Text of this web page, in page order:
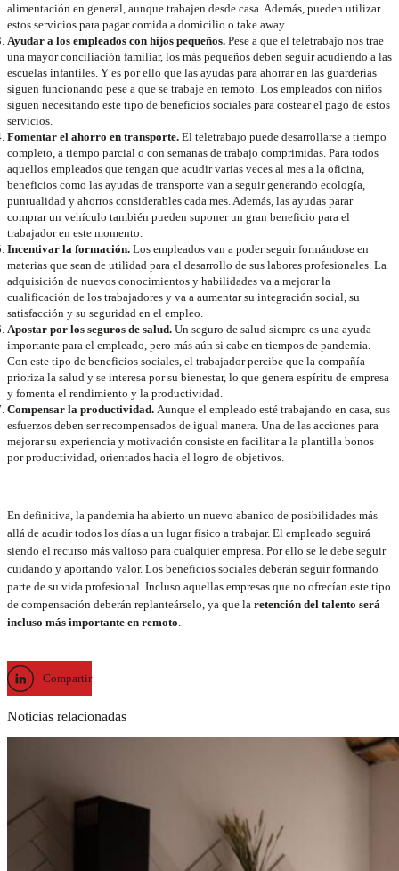
alimentación en general, aunque trabajen desde casa. Además, pueden utilizar
estos servicios para pagar comida a domicilio o take away.
Ayudar a los empleados con hijos pequeños. Pese a que el teletrabajo nos trae
una mayor conciliación familiar, los más pequeños deben seguir acudiendo a las
escuelas infantiles. Y es por ello que las ayudas para ahorrar en las guarderías
siguen funcionando pese a que se trabaje en remoto. Los empleados con niños
siguen necesitando este tipo de beneficios sociales para costear el pago de estos
servicios.
Fomentar el ahorro en transporte. El teletrabajo puede desarrollarse a tiempo
completo, a tiempo parcial o con semanas de trabajo comprimidas. Para todos
aquellos empleados que tengan que acudir varias veces al mes a la oficina,
beneficios como las ayudas de transporte van a seguir generando ecología,
puntualidad y ahorros considerables cada mes. Además, las ayudas parar
comprar un vehículo también pueden suponer un gran beneficio para el
trabajador en este momento.
Incentivar la formación. Los empleados van a poder seguir formándose en
materias que sean de utilidad para el desarrollo de sus labores profesionales. La
adquisición de nuevos conocimientos y habilidades va a mejorar la
cualificación de los trabajadores y va a aumentar su integración social, su
satisfacción y su seguridad en el empleo.
Apostar por los seguros de salud. Un seguro de salud siempre es una ayuda
importante para el empleado, pero más aún si cabe en tiempos de pandemia.
Con este tipo de beneficios sociales, el trabajador percibe que la compañía
prioriza la salud y se interesa por su bienestar, lo que genera espíritu de empresa
y fomenta el rendimiento y la productividad.
Compensar la productividad. Aunque el empleado esté trabajando en casa, sus
esfuerzos deben ser recompensados de igual manera. Una de las acciones para
mejorar su experiencia y motivación consiste en facilitar a la plantilla bonos
por productividad, orientados hacia el logro de objetivos.
En definitiva, la pandemia ha abierto un nuevo abanico de posibilidades más
allá de acudir todos los días a un lugar físico a trabajar. El empleado seguirá
siendo el recurso más valioso para cualquier empresa. Por ello se le debe seguir
cuidando y aportando valor. Los beneficios sociales deberán seguir formando
parte de su vida profesional. Incluso aquellas empresas que no ofrecían este tipo
de compensación deberán replanteárselo, ya que la retención del talento será
incluso más importante en remoto
Compartir
Noticias relacionadas